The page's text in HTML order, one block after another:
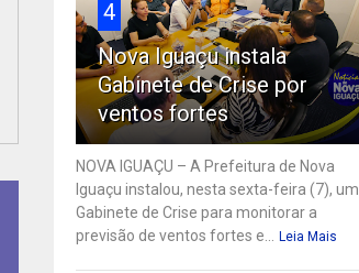
4
Nova Iguaçu instala
Gabinete de Crise por
ventos fortes
NOVA IGUAÇU – A Prefeitura de Nova
Iguaçu instalou, nesta sexta-feira (7), um
Gabinete de Crise para monitorar a
previsão de ventos fortes e...
Leia Mais